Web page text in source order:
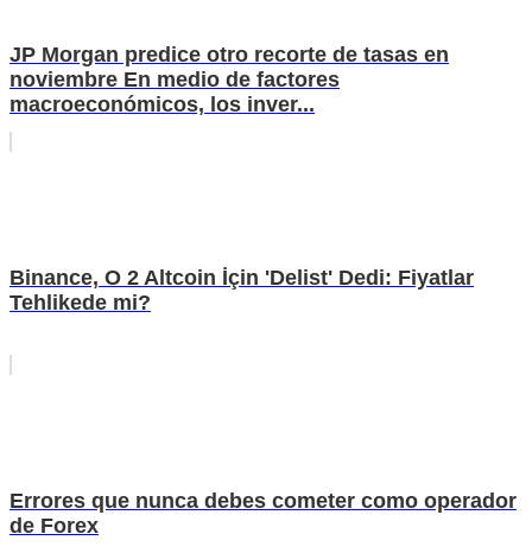
JP Morgan predice otro recorte de tasas en
noviembre En medio de factores
macroeconómicos, los inver...
Binance, O 2 Altcoin İçin 'Delist' Dedi: Fiyatlar
Tehlikede mi?
Errores que nunca debes cometer como operador
de Forex